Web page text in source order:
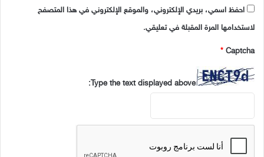
احفظ اسمي، بريدي الإلكتروني، والموقع الإلكتروني في هذا المتصفح
لاستخدامها المرة المقبلة في تعليقي.
Captcha
*
Type the text displayed above: